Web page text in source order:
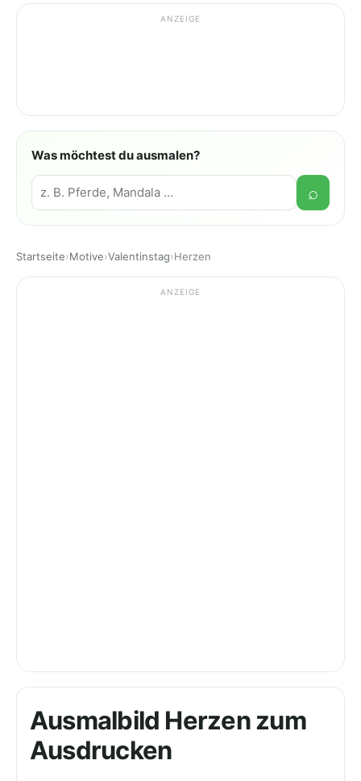
ANZEIGE
Was möchtest du ausmalen?
Suche
⌕
Startseite›Motive›Valentinstag›Herzen
ANZEIGE
Ausmalbild Herzen zum
Ausdrucken